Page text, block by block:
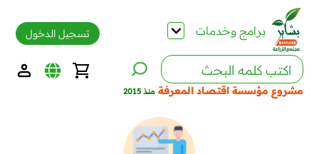
برامج وخدمات
مشروع مؤسسة اقتصاد المعرفة منذ 2015
تسجيل الدخول